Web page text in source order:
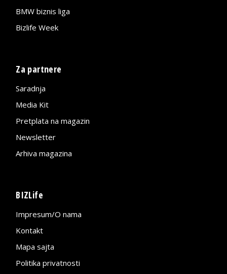
BMW biznis liga
Bizlife Week
Za partnere
Saradnja
Media Kit
Pretplata na magazin
Newsletter
Arhiva magazina
BIZLife
Impresum/O nama
Kontakt
Mapa sajta
Politika privatnosti